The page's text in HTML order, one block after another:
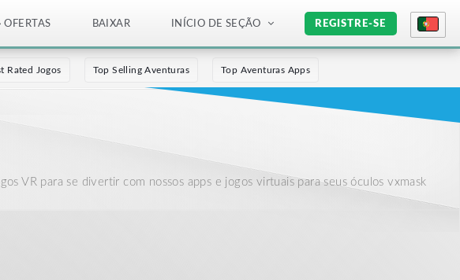
OFERTAS BAIXAR INÍCIO DE SEÇÃO REGISTRE-SE
Rated Jogos Top Selling Aventuras Top Aventuras Apps
VR para se divertir com nossos apps e jogos virtuais para seus óculos vxmask